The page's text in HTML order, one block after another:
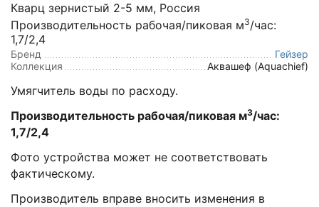
Кварц зернистый 2-5 мм, Россия
Производительность рабочая/пиковая м3/час:
1,7/2,4
Бренд
Гейзер
Коллекция
Аквашеф (Aquachief)
Умягчитель воды по расходу.
Производительность рабочая/пиковая м3/час:
1,7/2,4
Фото устройства может не соответствовать
фактическому.
Производитель вправе вносить изменения в